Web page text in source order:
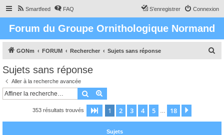
Smartfeed FAQ Connexion
S’enregistrer
Forum du Groupe Ornithologique Normand
GONm FORUM Rechercher Sujets sans réponse
c
Sujets sans réponse
Aller à la recherche avancée
Rechercher
353 résultats trouvés Page 1sur18
1 2 3 4 5 18
Sujets